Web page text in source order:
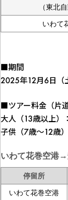
（東北
いわて
■期間
2025年12月6日（
■ツアー料金（片
大人（13歳以上）
子供（7歳～12歳
いわて花巻空港→
停留所
いわて花巻空港